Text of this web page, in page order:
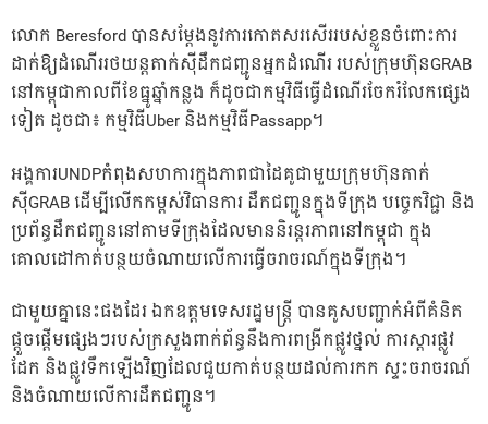
លោក Beresford បានសម្តែងនូវការកោតសរសើររបស់ខ្លួនចំពោះការ
ដាក់ឱ្យដំណើររថយន្តតាក់ស៊ីដឹកជញ្ជូនអ្នកដំណើរ របស់ក្រុមហ៊ុនGRAB
នៅកម្ពុជាកាលពីខែធ្នូឆ្នាំកន្លង ក៏ដូចជាកម្មវិធីធ្វើដំណើរចែករំលែកផ្សេង
ទៀត ដូចជា៖ កម្មវិធីUber និងកម្មវិធីPassapp។
អង្គការUNDPកំពុងសហការក្នុងភាពជាដៃគូជាមួយក្រុមហ៊ុនតាក់
ស៊ីGRAB ដើម្បីលើកកម្ពស់វិធានការ ដឹកជញ្ជូនក្នុងទីក្រុង បច្ចេកវិជ្ជា និង
ប្រព័ន្ធដឹកជញ្ជូននៅតាមទីក្រុងដែលមាននិរន្តរភាពនៅកម្ពុជា ក្នុង
គោលដៅកាត់បន្ថយចំណាយលើការធ្វើចរាចរណ៍ក្នុងទីក្រុង។
ជាមួយគ្នានេះផងដែរ ឯកឧត្តមទេសរដ្ឋមន្ត្រី បានគូសបញ្ជាក់អំពីគំនិត
ផ្តួចផ្តើមផ្សេងៗរបស់ក្រសួងពាក់ព័ន្ធនឹងការពង្រីកផ្លូវថ្នល់ ការស្តារផ្លូវ
ដែក និងផ្លូវទឹកឡើងវិញដែលជួយកាត់បន្ថយដល់ការកក ស្ទះចរាចរណ៍
និងចំណាយលើការដឹកជញ្ជូន។